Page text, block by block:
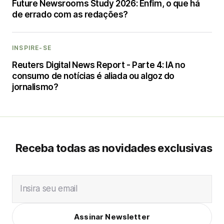
Future Newsrooms Study 2026: Enfim, o que há
de errado com as redações?
INSPIRE-SE
Reuters Digital News Report - Parte 4: IA no
consumo de notícias é aliada ou algoz do
jornalismo?
Receba todas as novidades exclusivas
Insira seu email
Assinar Newsletter